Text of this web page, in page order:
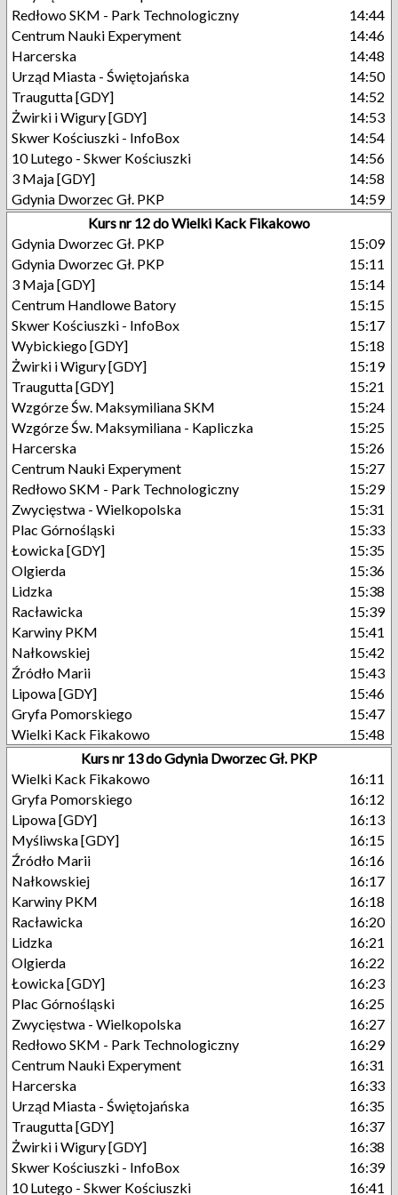
Redłowo SKM - Park Technologiczny
14:44
Centrum Nauki Experyment
14:46
Harcerska
14:48
Urząd Miasta - Świętojańska
14:50
Traugutta [GDY]
14:52
Żwirki i Wigury [GDY]
14:53
Skwer Kościuszki - InfoBox
14:54
10 Lutego - Skwer Kościuszki
14:56
3 Maja [GDY]
14:58
Gdynia Dworzec Gł. PKP
14:59
Kurs nr 12 do Wielki Kack Fikakowo
Gdynia Dworzec Gł. PKP
15:09
Gdynia Dworzec Gł. PKP
15:11
3 Maja [GDY]
15:14
Centrum Handlowe Batory
15:15
Skwer Kościuszki - InfoBox
15:17
Wybickiego [GDY]
15:18
Żwirki i Wigury [GDY]
15:19
Traugutta [GDY]
15:21
Wzgórze Św. Maksymiliana SKM
15:24
Wzgórze Św. Maksymiliana - Kapliczka
15:25
Harcerska
15:26
Centrum Nauki Experyment
15:27
Redłowo SKM - Park Technologiczny
15:29
Zwycięstwa - Wielkopolska
15:31
Plac Górnośląski
15:33
Łowicka [GDY]
15:35
Olgierda
15:36
Lidzka
15:38
Racławicka
15:39
Karwiny PKM
15:41
Nałkowskiej
15:42
Źródło Marii
15:43
Lipowa [GDY]
15:46
Gryfa Pomorskiego
15:47
Wielki Kack Fikakowo
15:48
Kurs nr 13 do Gdynia Dworzec Gł. PKP
Wielki Kack Fikakowo
16:11
Gryfa Pomorskiego
16:12
Lipowa [GDY]
16:13
Myśliwska [GDY]
16:15
Źródło Marii
16:16
Nałkowskiej
16:17
Karwiny PKM
16:18
Racławicka
16:20
Lidzka
16:21
Olgierda
16:22
Łowicka [GDY]
16:23
Plac Górnośląski
16:25
Zwycięstwa - Wielkopolska
16:27
Redłowo SKM - Park Technologiczny
16:29
Centrum Nauki Experyment
16:31
Harcerska
16:33
Urząd Miasta - Świętojańska
16:35
Traugutta [GDY]
16:37
Żwirki i Wigury [GDY]
16:38
Skwer Kościuszki - InfoBox
16:39
10 Lutego - Skwer Kościuszki
16:41